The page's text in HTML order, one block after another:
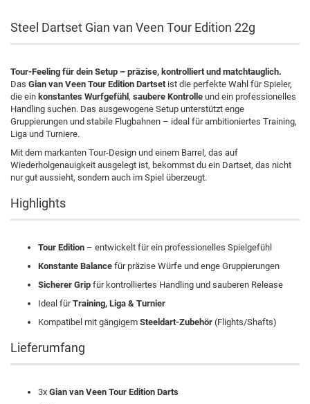
Steel Dartset Gian van Veen Tour Edition 22g
Tour-Feeling für dein Setup – präzise, kontrolliert und matchtauglich.
Das Gian van Veen Tour Edition Dartsetist die perfekte Wahl für Spieler,
die ein konstantes Wurfgefühl , saubere Kontrolle und ein professionelles
Handling suchen. Das ausgewogene Setup unterstützt enge
Gruppierungen und stabile Flugbahnen – ideal für ambitioniertes Training,
Liga und Turniere.
Mit dem markanten Tour-Design und einem Barrel, das auf
Wiederholgenauigkeit ausgelegt ist, bekommst du ein Dartset, das nicht
nur gut aussieht, sondern auch im Spiel überzeugt.
Highlights
Tour Edition – entwickelt für ein professionelles Spielgefühl
Konstante Balance für präzise Würfe und enge Gruppierungen
Sicherer Grip für kontrolliertes Handling und sauberen Release
Ideal fürTraining, Liga & Turnier
Kompatibel mit gängigem Steeldart-Zubehör (Flights/Shafts)
Lieferumfang
3x Gian van Veen Tour Edition Darts